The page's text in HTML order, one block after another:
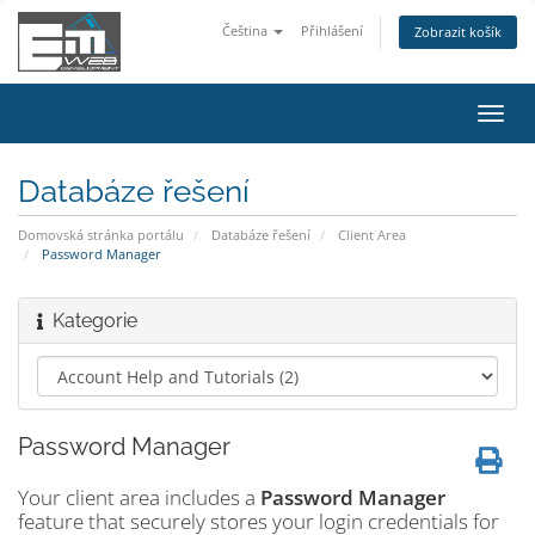
Čeština Přihlášení Zobrazit košík
Databáze řešení
Domovská stránka portálu Databáze řešení
Client Area
Password Manager
Kategorie
Password Manager
Your client area includes a Password Manager
feature that securely stores your login credentials for